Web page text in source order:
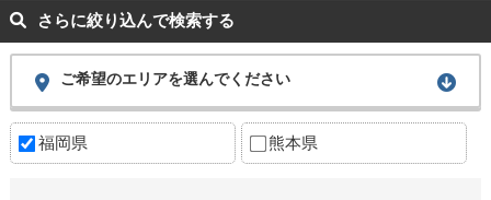
さらに絞り込んで検索する
ご希望のエリアを選んでください
福岡県 熊本県